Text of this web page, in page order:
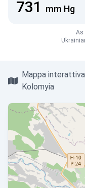
731 mm Hg
As
Mappa
Kolomyia